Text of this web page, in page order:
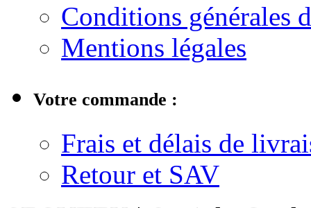
Conditions générales
Mentions légales
Votre commande :
Frais et délais de
Retour et SAV